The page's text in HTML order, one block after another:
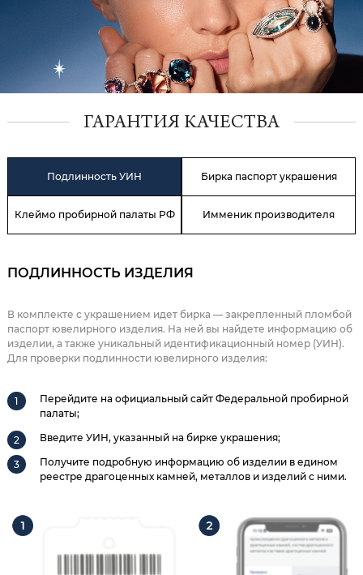
ГАРАНТИЯ КАЧЕСТВА
Подлинность УИН Бирка паспорт украшения
Клеймо пробирной палаты РФ Имменик производителя
ПОДЛИННОСТЬ ИЗДЕЛИЯ
В комплекте с украшением идет бирка — закрепленный пломбой
паспорт ювелирного изделия. На ней вы найдете информацию об
изделии, а также уникальный идентификационный номер (УИН).
Для проверки подлинности ювелирного изделия:
Перейдите на официальный сайт Федеральной пробирной
палаты;
Введите УИН, указанный на бирке украшения;
Получите подробную информацию об изделии в едином
реестре драгоценных камней, металлов и изделий с ними.